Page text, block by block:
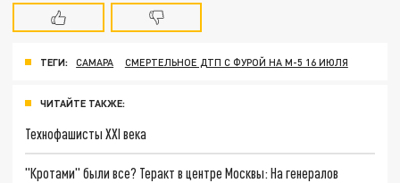
ТЕГИ: САМАРА СМЕРТЕЛЬНОЕ ДТП С ФУРОЙ НА М-5 16 ИЮЛЯ
ЧИТАЙТЕ ТАКЖЕ:
Технофашисты XXI века
"Кротами" были все? Теракт в центре Москвы: На генералов